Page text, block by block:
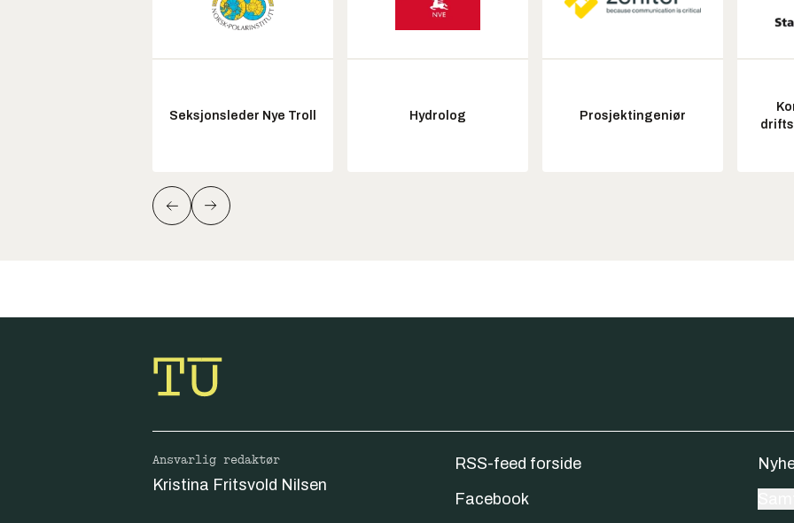
Seksjonsleder Nye Troll Hydrolog Prosjektingeniør
Ansvarlig redaktør
Kristina Fritsvold Nilsen
RSS-feed forside
Facebook